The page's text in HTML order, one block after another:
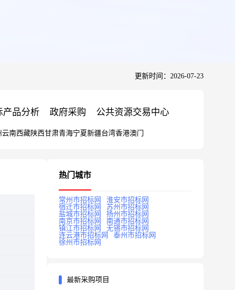
更新时间：2026-07-23
产品分析 政府采购 公共资源交易中心
云南西藏陕西甘肃青海宁夏新疆台湾香港澳门
热门城市
常州市招标网
淮安市招标网
宿迁市招标网
苏州市招标网
盐城市招标网
扬州市招标网
南京市招标网
南通市招标网
镇江市招标网
无锡市招标网
连云港市招标网
泰州市招标网
徐州市招标网
最新采购项目